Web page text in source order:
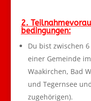
2.
bedingungen:
Du bist zwischen
einer Gemeinde
Waakirchen, Bad
und Tegernsee
zugehörigen).